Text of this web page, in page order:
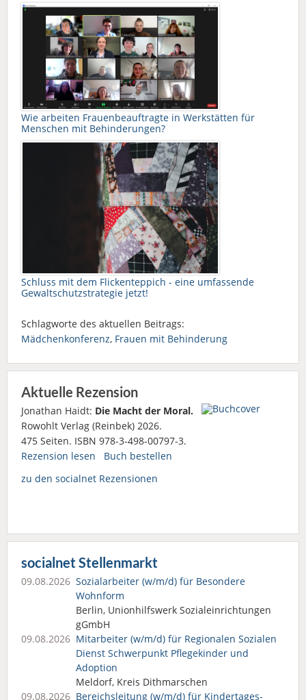
Wie arbeiten Frauenbeauftragte in Werkstätten für
Menschen mit Behinderungen?
Schluss mit dem Flickenteppich - eine umfassende
Gewaltschutzstrategie jetzt!
Schlagworte des aktuellen Beitrags:
Mädchenkonferenz, Frauen mit Behinderung
Aktuelle Rezension
Jonathan Haidt: Die Macht der Moral.
Rowohlt Verlag (Reinbek) 2026.
475 Seiten. ISBN 978-3-498-00797-3.
Rezension lesen
Buch bestellen
zu den socialnet Rezensionen
socialnet Stellenmarkt
09.08.2026 Sozialarbeiter (w/m/d) für Besondere
Wohnform
Berlin, Unionhilfswerk Sozialeinrichtungen
gGmbH
09.08.2026 Mitarbeiter (w/m/d) für Regionalen Sozialen
Dienst Schwerpunkt Pflegekinder und
Adoption
Meldorf, Kreis Dithmarschen
09.08.2026 Bereichsleitung (w/m/d) für Kindertages­